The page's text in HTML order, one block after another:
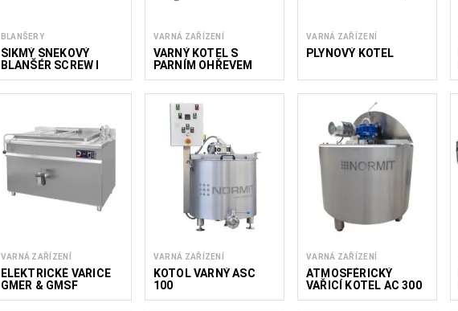
BLANŠERY
ŠIKMÝ ŠNEKOVÝ
BLANŠÉR SCREW I
VARNÁ ZAŘÍZENÍ
VARNÝ KOTEL S
PARNÍM OHŘEVEM
VARNÁ ZAŘÍZENÍ
PLYNOVÝ KOTEL
VARNÁ ZAŘÍZENÍ
ELEKTRICKÉ VAŘIČE
GMER & GMSF
VARNÁ ZAŘÍZENÍ
KOTOL VARNÝ ASC
100
VARNÁ ZAŘÍZENÍ
ATMOSFÉRICKÝ
VAŘICÍ KOTEL AC 300